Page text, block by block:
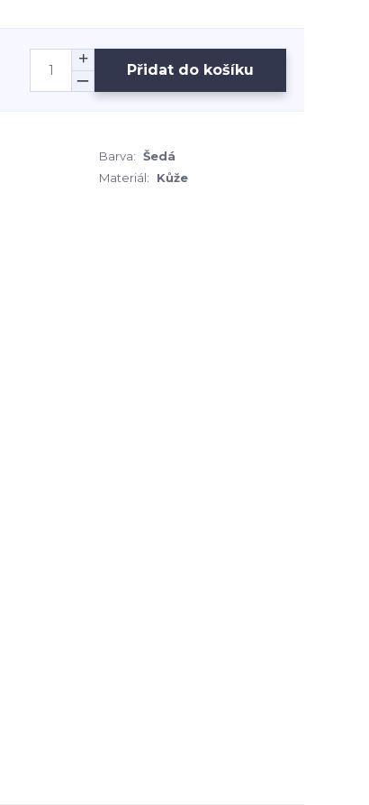
Přidat do košíku
Barva: Šedá
Materiál:
Kůže